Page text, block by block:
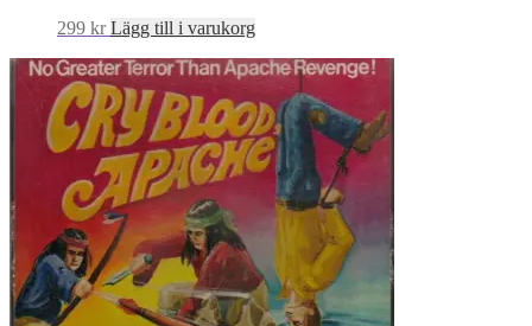
299 kr Lägg till i varukorg